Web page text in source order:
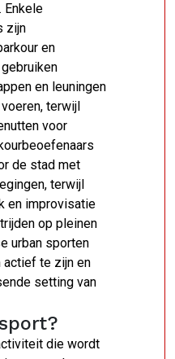
Enkele
zijn
en
en leuningen
terwijl
voor
de stad met
terwijl
en improvisatie
op pleinen
urban sporten
actief te zijn en
setting van
die wordt